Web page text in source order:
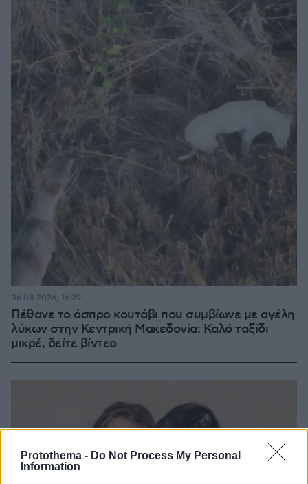
Protothema - Do Not Process My Personal
Information
Πέθανε το άσπρο κουτάβι που συμβίωνε με αγέλη
λύκων στην Κεντρική Μακεδονία: Καλό ταξίδι
μικρέ, δείτε βίντεο
06.08.2026, 16:39